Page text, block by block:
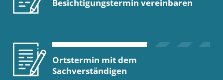
Besichtigungstermin vereinbaren
Ortstermin mit dem
Sachverständigen